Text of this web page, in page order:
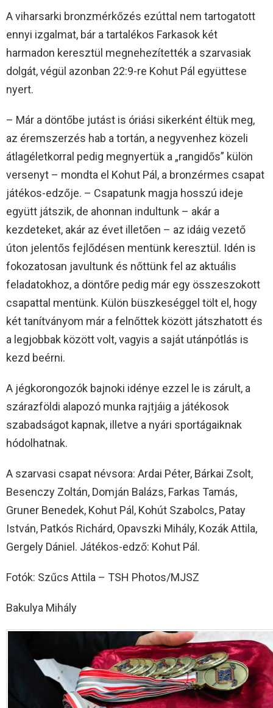
A viharsarki bronzmérkőzés ezúttal nem tartogatott
ennyi izgalmat, bár a tartalékos Farkasok két
harmadon keresztül megnehezítették a szarvasiak
dolgát, végül azonban 22:9-re Kohut Pál együttese
nyert.
– Már a döntőbe jutást is óriási sikerként éltük meg,
az éremszerzés hab a tortán, a negyvenhez közeli
átlagéletkorral pedig megnyertük a „rangidős” külön
versenyt – mondta el Kohut Pál, a bronzérmes csapat
játékos-edzője. – Csapatunk magja hosszú ideje
együtt játszik, de ahonnan indultunk – akár a
kezdeteket, akár az évet illetően – az idáig vezető
úton jelentős fejlődésen mentünk keresztül. Idén is
fokozatosan javultunk és nőttünk fel az aktuális
feladatokhoz, a döntőre pedig már egy összeszokott
csapattal mentünk. Külön büszkeséggel tölt el, hogy
két tanítványom már a felnőttek között játszhatott és
a legjobbak között volt, vagyis a saját utánpótlás is
kezd beérni.
A jégkorongozók bajnoki idénye ezzel le is zárult, a
szárazföldi alapozó munka rajtjáig a játékosok
szabadságot kapnak, illetve a nyári sportágaiknak
hódolhatnak.
A szarvasi csapat névsora: Ardai Péter, Bárkai Zsolt,
Besenczy Zoltán, Domján Balázs, Farkas Tamás,
Gruner Benedek, Kohut Pál, Kohút Szabolcs, Patay
István, Patkós Richárd, Opavszki Mihály, Kozák Attila,
Gergely Dániel. Játékos-edző: Kohut Pál.
Fotók: Szűcs Attila – TSH Photos/MJSZ
Bakulya Mihály